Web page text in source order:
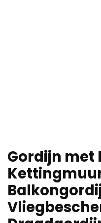
Gordijn